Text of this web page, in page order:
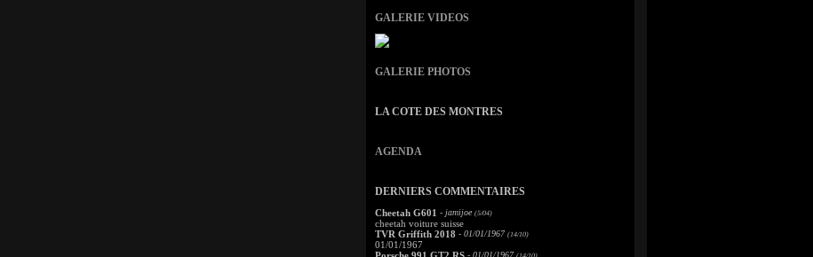
GALERIE VIDEOS
GALERIE PHOTOS
LA COTE DES MONTRES
AGENDA
DERNIERS COMMENTAIRES
Cheetah G601 - jamijoe (5/04)
cheetah voiture suisse
TVR Griffith 2018 - 01/01/1967 (14/10)
01/01/1967
- 01/01/1967